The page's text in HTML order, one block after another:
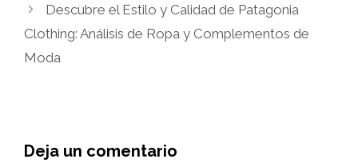
Descubre el Estilo y Calidad de Patagonia
Clothing: Análisis de Ropa y Complementos de
Moda
Deja un comentario